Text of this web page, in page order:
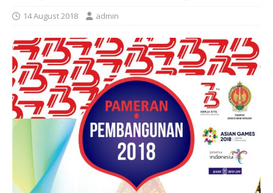
14 August 2018 admin